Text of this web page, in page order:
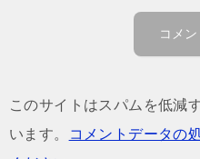
このサイトはスパムを低減
います。
コメントデータの